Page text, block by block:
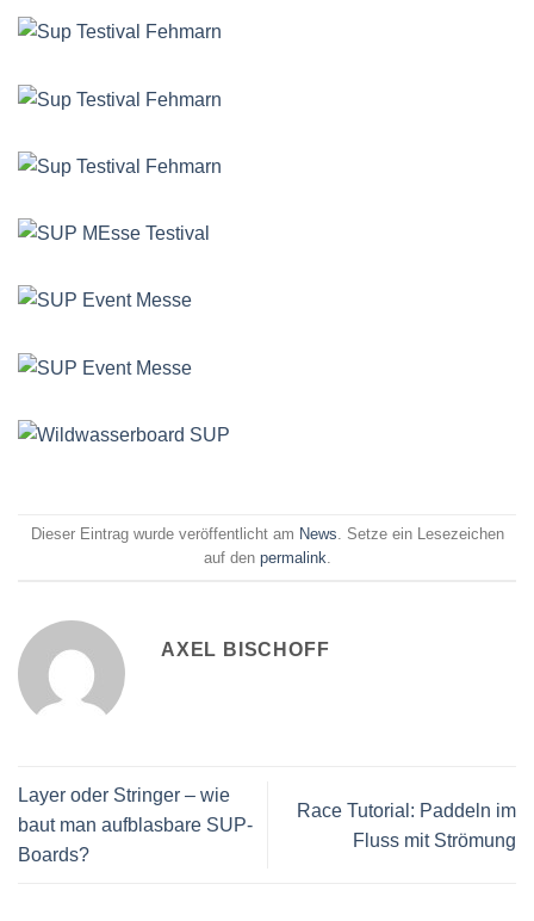
Dieser Eintrag wurde veröffentlicht am News. Setze ein Lesezeichen
auf den permalink.
AXEL BISCHOFF
Layer oder Stringer – wie
baut man aufblasbare SUP-
Boards?
Race Tutorial: Paddeln im
Fluss mit Strömung